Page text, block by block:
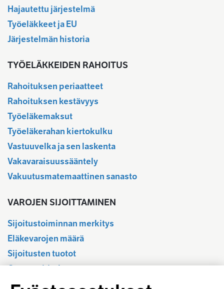
Hajautettu järjestelmä
Työeläkkeet ja EU
Järjestelmän historia
TYÖELÄKKEIDEN RAHOITUS
Rahoituksen periaatteet
Rahoituksen kestävyys
Työeläkemaksut
Työeläkerahan kiertokulku
Vastuuvelka ja sen laskenta
Vakavaraisuussääntely
Vakuutusmatemaattinen sanasto
VAROJEN SIJOITTAMINEN
Sijoitustoiminnan merkitys
Eläkevarojen määrä
Sijoitusten tuotot
Osavuositiedot
Tilastotietokanta